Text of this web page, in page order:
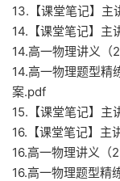
13.【课堂笔记】主
14.【课堂笔记】主
14.高一物理讲义（
14.高一物理题型精
案.pdf
15.【课堂笔记】主
16.【课堂笔记】主
16.高一物理讲义（
16.高一物理题型精